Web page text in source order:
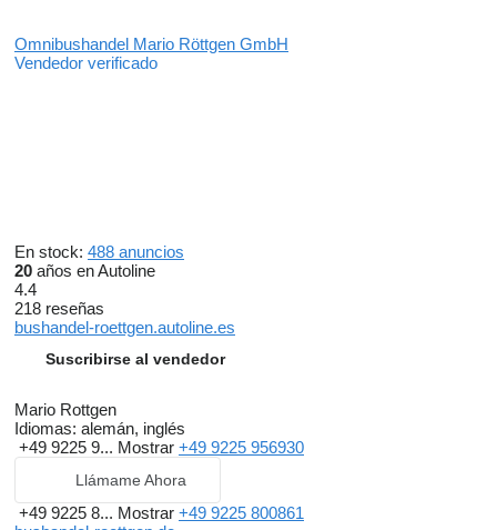
Omnibushandel Mario Röttgen GmbH
Vendedor verificado
En stock: 488 anuncios
20 años en Autoline
4.4
218 reseñas
bushandel-roettgen.autoline.es
Suscribirse al vendedor
Mario Rottgen
Idiomas: alemán, inglés
+49 9225 9... Mostrar +49 9225 956930
Llámame Ahora
+49 9225 8... Mostrar +49 9225 800861